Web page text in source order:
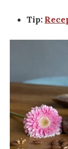
Tip: